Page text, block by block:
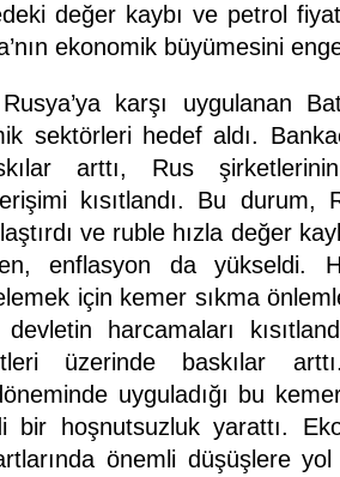
değer kaybı ve petrol
ekonomik büyümesini
karşı uygulanan
sektörleri hedef aldı.
arttı, Rus
kısıtlandı. Bu durum,
ve ruble hızla değer
enflasyon da yükseldi.
için kemer sıkma
harcamaları
üzerinde baskılar
uyguladığı bu
bir hoşnutsuzluk yarattı.
önemli düşüşlere